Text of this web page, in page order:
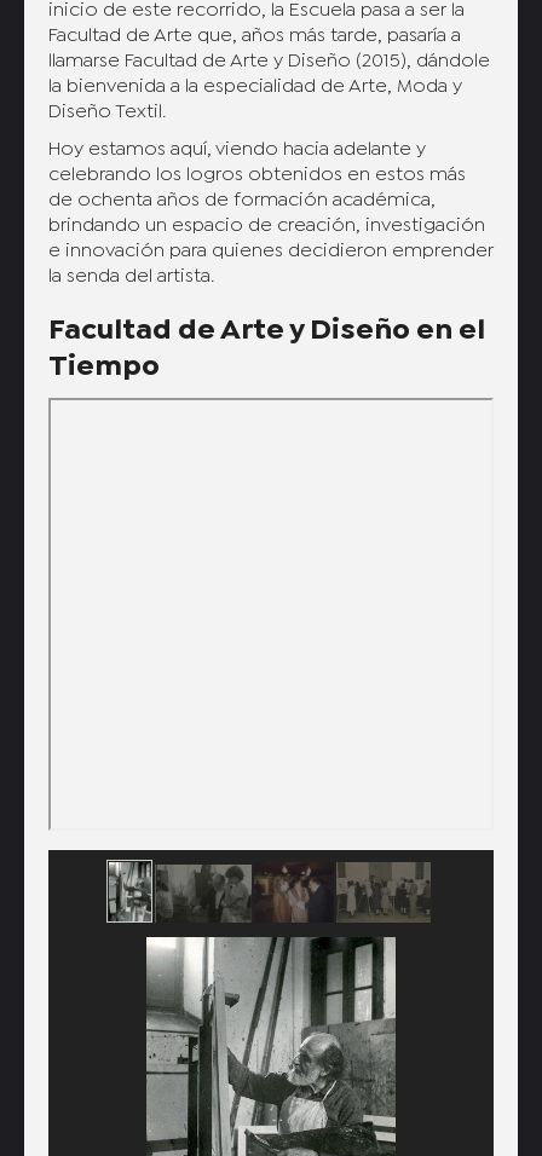
inicio de este recorrido, la Escuela pasa a ser la
Facultad de Arte que, años más tarde, pasaría a
llamarse Facultad de Arte y Diseño (2015), dándole
la bienvenida a la especialidad de Arte, Moda y
Diseño Textil.
Hoy estamos aquí, viendo hacia adelante y
celebrando los logros obtenidos en estos más
de ochenta años de formación académica,
brindando un espacio de creación, investigación
e innovación para quienes decidieron emprender
la senda del artista.
Facultad de Arte y Diseño en el
Tiempo